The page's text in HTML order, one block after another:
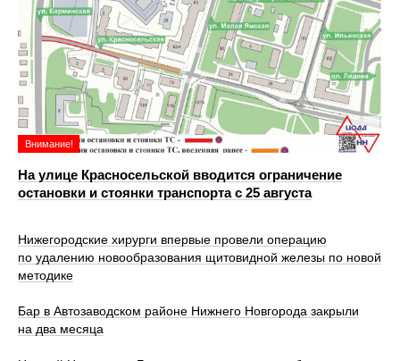
Внимание!
На улице Красносельской вводится ограничение
остановки и стоянки транспорта с 25 августа
Нижегородские хирурги впервые провели операцию
по удалению новообразования щитовидной железы по новой
методике
Бар в Автозаводском районе Нижнего Новгорода закрыли
на два месяца